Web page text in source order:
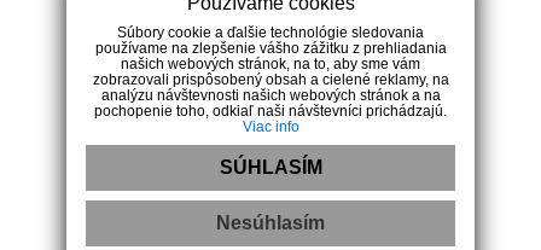
Kontakt
Kontakt
Malinovského 16, 97701 Brezno
0944 222 177- Slovensko
0944 250 310- Chorvátsko
karolina@novebyvanierk.sk
Súbory cookie a ďalšie technológie sledovania
používame na zlepšenie vášho zážitku z prehliadania
našich webových stránok, na to, aby sme vám
zobrazovali prispôsobený obsah a cielené reklamy, na
analýzu návštevnosti našich webových stránok a na
pochopenie toho, odkiaľ naši návštevníci prichádzajú.
Viac info
SÚHLASÍM
Nesúhlasím